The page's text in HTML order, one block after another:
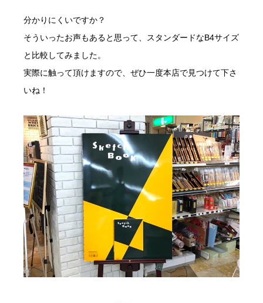
分かりにくいですか？
そういったお声もあると思って、スタンダードなB4サイズ
と比較してみました。
実際に触って頂けますので、ぜひ一度本店で見つけて下さ
いね！